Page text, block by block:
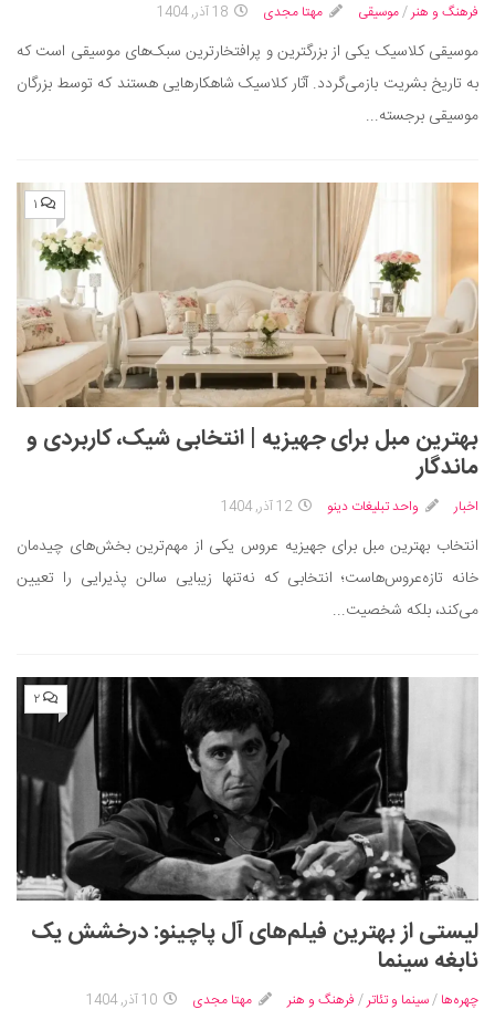
فرهنگ و هنر/موسیقی مهتا مجدی 18 آذر, 1404
موسیقی کلاسیک یکی از بزرگترین و پرافتخارترین سبک‌های موسیقی است که
به تاریخ بشریت بازمی‌گردد. آثار کلاسیک شاهکارهایی هستند که توسط بزرگان
موسیقی برجسته...
۱
بهترین مبل برای جهیزیه | انتخابی شیک، کاربردی و
ماندگار
اخبار واحد تبلیغات دینو 12 آذر, 1404
انتخاب بهترین مبل برای جهیزیه عروس یکی از مهم‌ترین بخش‌های چیدمان
خانه‌ تازه‌عروس‌هاست؛ انتخابی که نه‌تنها زیبایی سالن پذیرایی را تعیین
می‌کند، بلکه شخصیت...
۲
لیستی از بهترین فیلم‌های آل پاچینو: درخشش یک
نابغه سینما
چهره‌ها /سینما و تئاتر/ فرهنگ و هنر مهتا مجدی 10 آذر, 1404